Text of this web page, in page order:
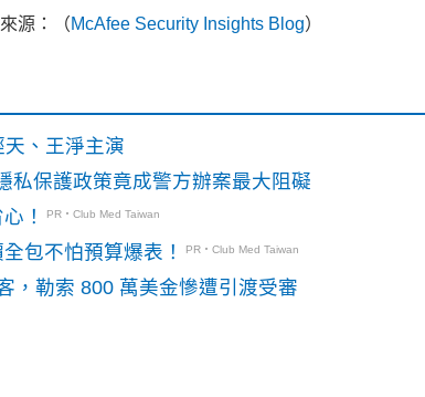
源：（McAfee Security Insights Blog）
天、王淨主演
私保護政策竟成警方辦案最大阻礙
！
PR・Club Med Taiwan
包不怕預算爆表！ PR・Club Med Taiwan
，勒索 800 萬美金慘遭引渡受審